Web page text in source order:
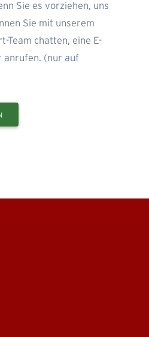
Sie es vorziehen, uns
Sie mit unserem
Team chatten, eine E-
anrufen. (nur auf